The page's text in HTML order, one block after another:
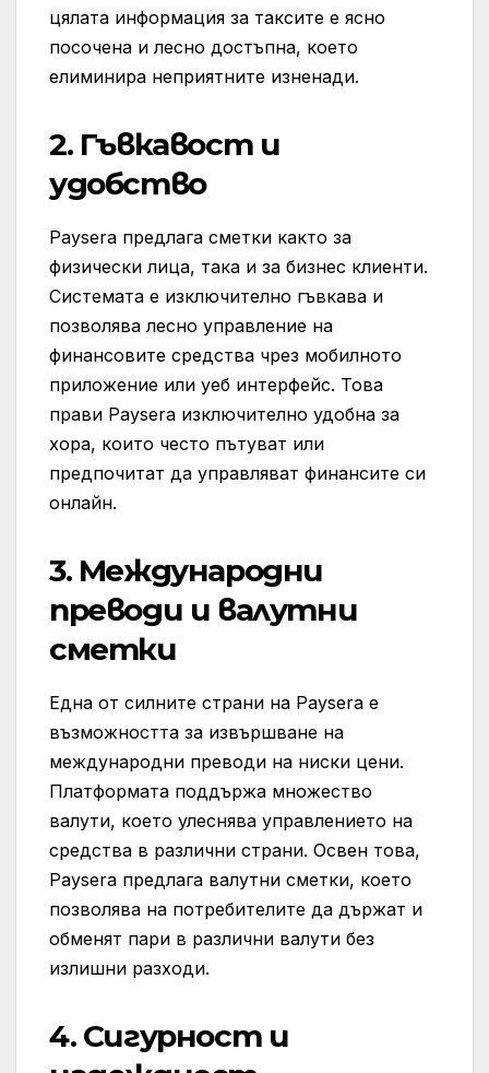
цялата информация за таксите е ясно
посочена и лесно достъпна, което
елиминира неприятните изненади.
2. Гъвкавост и
удобство
Paysera предлага сметки както за
физически лица, така и за бизнес клиенти.
Системата е изключително гъвкава и
позволява лесно управление на
финансовите средства чрез мобилното
приложение или уеб интерфейс. Това
прави Paysera изключително удобна за
хора, които често пътуват или
предпочитат да управляват финансите си
онлайн.
3. Международни
преводи и валутни
сметки
Една от силните страни на Paysera е
възможността за извършване на
международни преводи на ниски цени.
Платформата поддържа множество
валути, което улеснява управлението на
средства в различни страни. Освен това,
Paysera предлага валутни сметки, което
позволява на потребителите да държат и
обменят пари в различни валути без
излишни разходи.
4. Сигурност и